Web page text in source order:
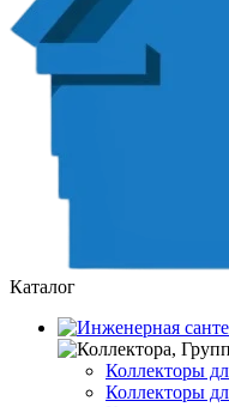
Каталог
Коллекторы
Коллекторы